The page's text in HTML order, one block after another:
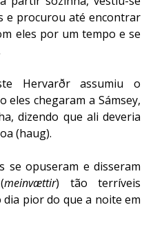
e procurou até encontrar
eles por um tempo e se
Hervarðr assumiu o
eles chegaram a Sámsey,
dizendo que ali deveria
(haug).
se opuseram e disseram
meinvættir) tão terríveis
pior do que a noite em